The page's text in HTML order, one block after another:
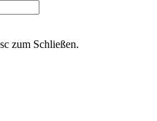
zum Schließen.